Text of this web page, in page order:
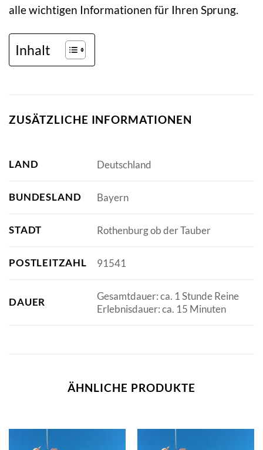
alle wichtigen Informationen für Ihren Sprung.
Inhalt
ZUSÄTZLICHE INFORMATIONEN
LAND Deutschland
BUNDESLAND Bayern
STADT Rothenburg ob der Tauber
POSTLEITZAHL 91541
DAUER
Gesamtdauer: ca. 1 Stunde Reine
Erlebnisdauer: ca. 15 Minuten
ÄHNLICHE PRODUKTE